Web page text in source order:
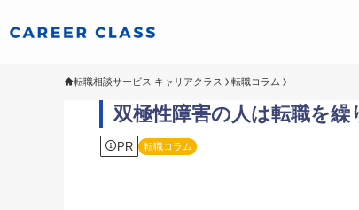
転職相談サービス キャリアクラス 転職コラム
双極性障害の人は転職を
PR 転職コラム